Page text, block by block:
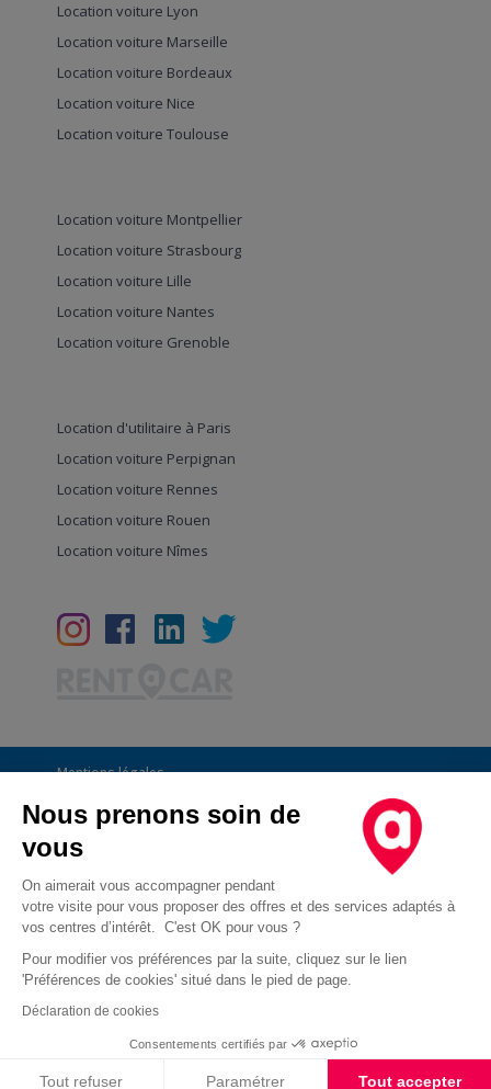
Location voiture Lyon
Location voiture Marseille
Location voiture Bordeaux
Location voiture Nice
Location voiture Toulouse
Location voiture Montpellier
Location voiture Strasbourg
Location voiture Lille
Location voiture Nantes
Location voiture Grenoble
Location d'utilitaire à Paris
Location voiture Perpignan
Location voiture Rennes
Location voiture Rouen
Location voiture Nîmes
Mentions légales
Conditions Générales
CGU
Informations générales
Déclaration de confidentialité
Droit d'opposition au démarchage téléphonique
Cookies
Nous prenons soin de
vous
On aimerait vous accompagner pendant
votre visite pour vous proposer des offres et des services adaptés à
vos centres d’intérêt. C'est OK pour vous ?
Pour modifier vos préférences par la suite, cliquez sur le lien
'Préférences de cookies' situé dans le pied de page.
Déclaration de cookies
Consentements certifiés par
Tout refuser Paramétrer Tout accepter